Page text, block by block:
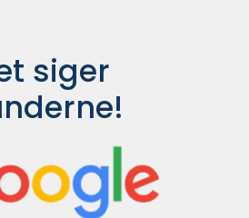
siger